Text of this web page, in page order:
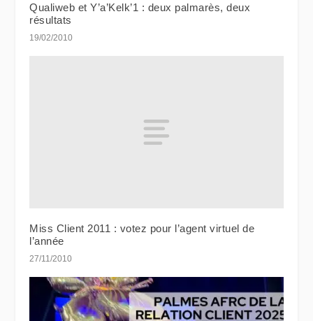
Qualiweb et Y’a’Kelk’1 : deux palmarès, deux
résultats
19/02/2010
Miss Client 2011 : votez pour l’agent virtuel de
l’année
27/11/2010